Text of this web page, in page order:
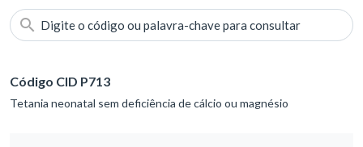
Digite o código ou palavra-chave para consultar
Código CID P713
Tetania neonatal sem deficiência de cálcio ou magnésio